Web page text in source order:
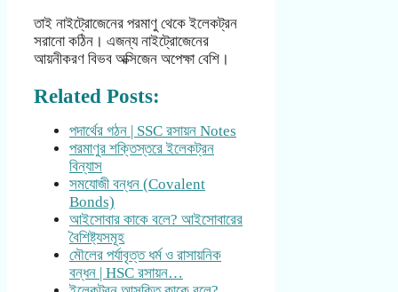
তাই নাইট্রোজেনের পরমাণু থেকে ইলেকট্রন
সরানো কঠিন। এজন্য নাইট্রোজেনের
আয়নীকরণ বিভব অক্সিজেন অপেক্ষা বেশি।
Related Posts:
পদার্থের গঠন | SSC রসায়ন Notes
পরমাণুর শক্তিস্তরে ইলেকট্রন
বিন্যাস
সমযোজী বন্ধন (Covalent
Bonds)
আইসোবার কাকে বলে? আইসোবারের
বৈশিষ্ট্যসমূহ
মৌলের পর্যাবৃত্ত ধর্ম ও রাসায়নিক
বন্ধন | HSC রসায়ন…